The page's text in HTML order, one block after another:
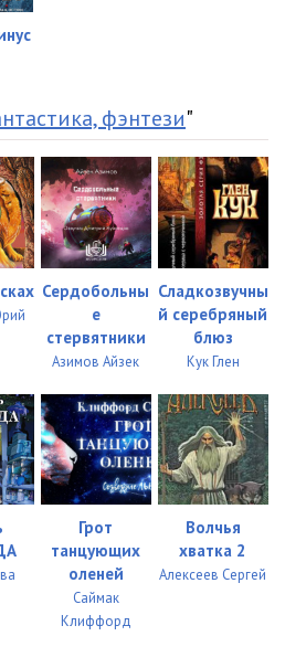
фэнтези"
Сердобольны
е
стервятники
Азимов Айзек
Сладкозвучны
й серебряный
блюз
Кук Глен
Грот
танцующих
оленей
Саймак
Клиффорд
Волчья
хватка 2
Алексеев Сергей